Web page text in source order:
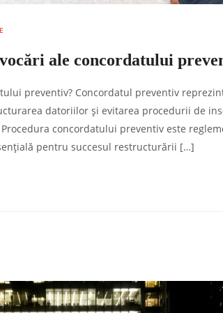
ale concordatului
preventiv? Concordatul preventiv
datoriilor și evitarea procedurii de
concordatului preventiv este
pentru succesul restructurării […]